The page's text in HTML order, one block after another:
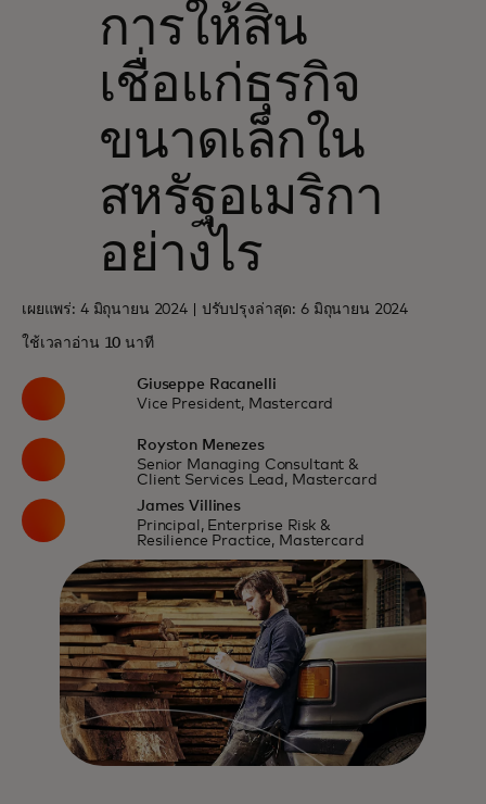
การให้สิน
เชื่อแก่ธุรกิจ
ขนาดเล็กใน
สหรัฐอเมริกา
อย่างไร
เผยแพร่: 4 มิถุนายน 2024 | ปรับปรุงล่าสุด: 6 มิถุนายน 2024
ใช้เวลาอ่าน 10 นาที
Giuseppe Racanelli
Vice President, Mastercard
Royston Menezes
Senior Managing Consultant &
Client Services Lead, Mastercard
James Villines
Principal, Enterprise Risk &
Resilience Practice, Mastercard